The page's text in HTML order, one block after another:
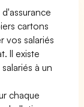
cartons
vos salariés
Il existe
à un
chaque